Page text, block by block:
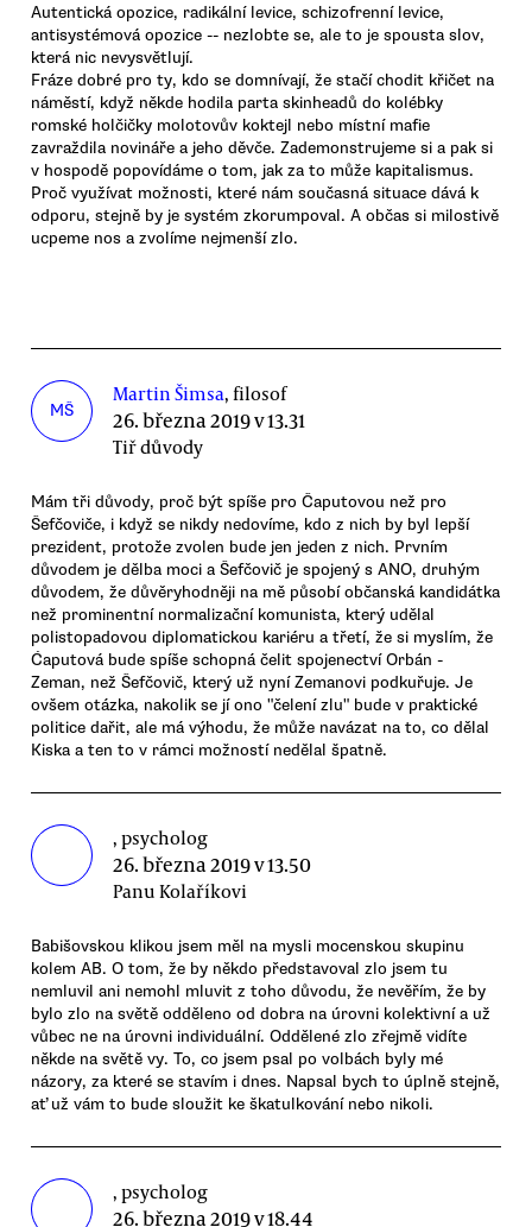
Autentická opozice, radikální levice, schizofrenní levice,
antisystémová opozice -- nezlobte se, ale to je spousta slov,
která nic nevysvětlují.
Fráze dobré pro ty, kdo se domnívají, že stačí chodit křičet na
náměstí, když někde hodila parta skinheadů do kolébky
romské holčičky molotovův koktejl nebo místní mafie
zavraždila novináře a jeho děvče. Zademonstrujeme si a pak si
v hospodě popovídáme o tom, jak za to může kapitalismus.
Proč využívat možnosti, které nám současná situace dává k
odporu, stejně by je systém zkorumpoval. A občas si milostivě
ucpeme nos a zvolíme nejmenší zlo.
MŠ
Martin Šimsa, filosof
26. března 2019 v 13.31
Tiř důvody
Mám tři důvody, proč být spíše pro Čaputovou než pro
Šefčoviče, i když se nikdy nedovíme, kdo z nich by byl lepší
prezident, protože zvolen bude jen jeden z nich. Prvním
důvodem je dělba moci a Šefčovič je spojený s ANO, druhým
důvodem, že důvěryhodněji na mě působí občanská kandidátka
než prominentní normalizační komunista, který udělal
polistopadovou diplomatickou kariéru a třetí, že si myslím, že
Ćaputová bude spíše schopná čelit spojenectví Orbán -
Zeman, než Šefčovič, který už nyní Zemanovi podkuřuje. Je
ovšem otázka, nakolik se jí ono "čelení zlu" bude v praktické
politice dařit, ale má výhodu, že může navázat na to, co dělal
Kiska a ten to v rámci možností nedělal špatně.
, psycholog
26. března 2019 v 13.50
Panu Kolaříkovi
Babišovskou klikou jsem měl na mysli mocenskou skupinu
kolem AB. O tom, že by někdo představoval zlo jsem tu
nemluvil ani nemohl mluvit z toho důvodu, že nevěřím, že by
bylo zlo na světě odděleno od dobra na úrovni kolektivní a už
vůbec ne na úrovni individuální. Oddělené zlo zřejmě vidíte
někde na světě vy. To, co jsem psal po volbách byly mé
názory, za které se stavím i dnes. Napsal bych to úplně stejně,
ať už vám to bude sloužit ke škatulkování nebo nikoli.
, psycholog
26. března 2019 v 18.44